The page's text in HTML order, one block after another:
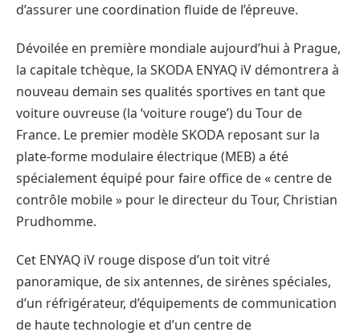
d’assurer une coordination fluide de l’épreuve.
Dévoilée en première mondiale aujourd’hui à Prague,
la capitale tchèque, la SKODA ENYAQ iV démontrera à
nouveau demain ses qualités sportives en tant que
voiture ouvreuse (la ‘voiture rouge’) du Tour de
France. Le premier modèle SKODA reposant sur la
plate-forme modulaire électrique (MEB) a été
spécialement équipé pour faire office de « centre de
contrôle mobile » pour le directeur du Tour, Christian
Prudhomme.
Cet ENYAQ iV rouge dispose d’un toit vitré
panoramique, de six antennes, de sirènes spéciales,
d’un réfrigérateur, d’équipements de communication
de haute technologie et d’un centre de